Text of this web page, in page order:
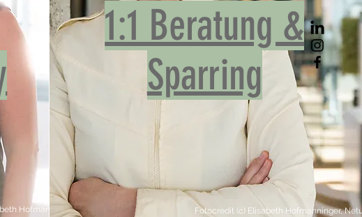
Hofmanninger, Netural.
1:1 Beratung &
Sparring
Fotocredit (c) Elisabeth Hofmanninger,